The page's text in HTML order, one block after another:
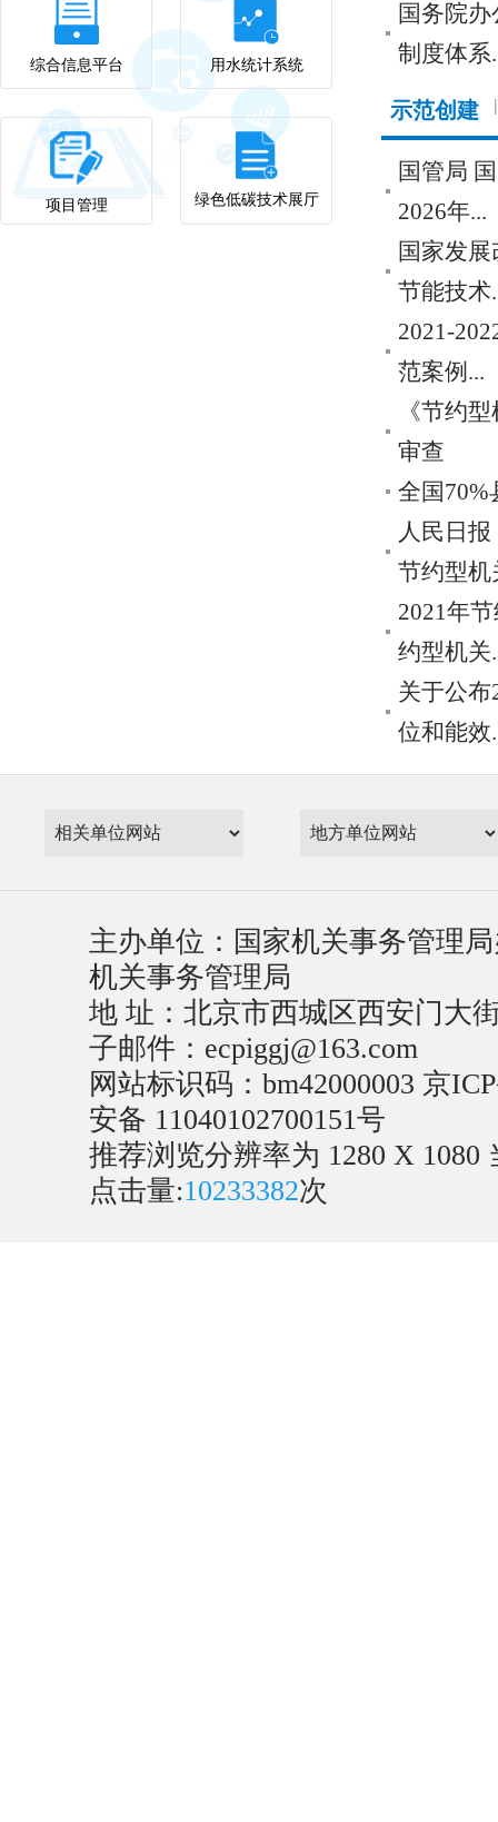
综合信息平台 用水统计系统
项目管理 绿色低碳技术展厅
国务院
制度体系
示范创建 |
国管局
2026年...
国家发
节能技术
2021-
范案例...
《节约
审查
全国70%
人民日
节约型机
2021年
约型机关
关于公布
位和能效
主办单位：国家机关事务管理
机关事务管理局
地 址：北京市西城区西安门大
子邮件：ecpiggj@163.com
网站标识码：bm42000003 京
安备 11040102700151号
推荐浏览分辨率为 1280 X 1080
点击量:10233382次